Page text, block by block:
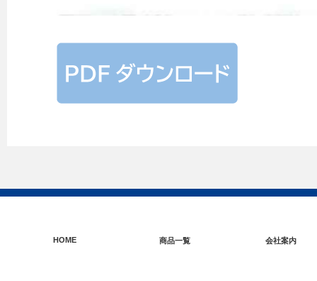
HOME 商品一覧 会社案内